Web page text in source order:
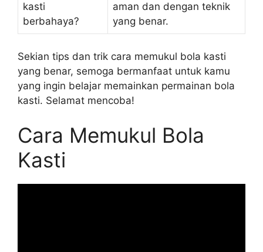
kasti
berbahaya?
aman dan dengan teknik
yang benar.
Sekian tips dan trik cara memukul bola kasti
yang benar, semoga bermanfaat untuk kamu
yang ingin belajar memainkan permainan bola
kasti. Selamat mencoba!
Cara Memukul Bola
Kasti